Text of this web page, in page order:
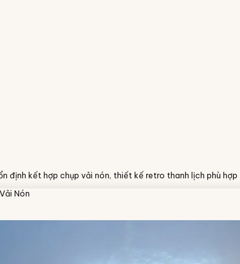
định kết hợp chụp vải nón, thiết kế retro thanh lịch phù
Nón